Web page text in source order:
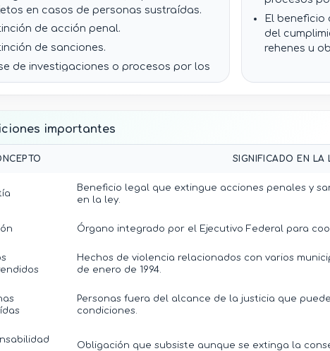
en casos de personas sustraídas.
de acción penal.
de sanciones.
de investigaciones o procesos por los
hechos.
El
del
rehenes u
importantes
SIGNIFICADO EN LA
Beneficio legal que extingue acciones penales y
en la ley.
Órgano integrado por el Ejecutivo Federal para
Hechos de violencia relacionados con varios
de enero de 1994.
Personas fuera del alcance de la justicia que
condiciones.
Obligación que subsiste aunque se extinga la